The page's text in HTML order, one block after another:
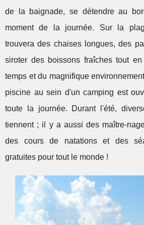
de la baignade, se détendre au
moment de la journée. Sur la
trouvera des chaises longues, des
siroter des boissons fraîches tout
temps et du magnifique
piscine au sein d'un camping est
toute la journée. Durant l'été,
tiennent ; il y a aussi des maître-
des cours de natations et des
gratuites pour tout le monde !